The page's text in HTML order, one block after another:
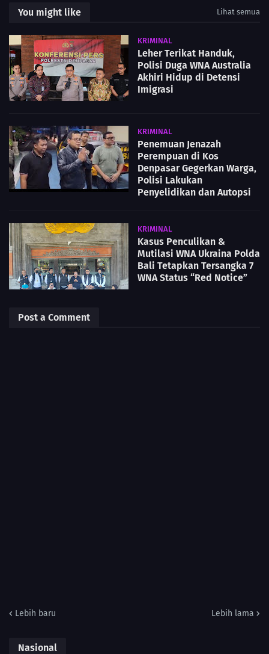
You might like Lihat semua
KRIMINAL
Leher Terikat Handuk,
Polisi Duga WNA Australia
Akhiri Hidup di Detensi
Imigrasi
KRIMINAL
Penemuan Jenazah
Perempuan di Kos
Denpasar Gegerkan Warga,
Polisi Lakukan
Penyelidikan dan Autopsi
KRIMINAL
Kasus Penculikan &
Mutilasi WNA Ukraina Polda
Bali Tetapkan Tersangka 7
WNA Status “Red Notice”
Post a Comment
Lebih baru Lebih lama
Nasional